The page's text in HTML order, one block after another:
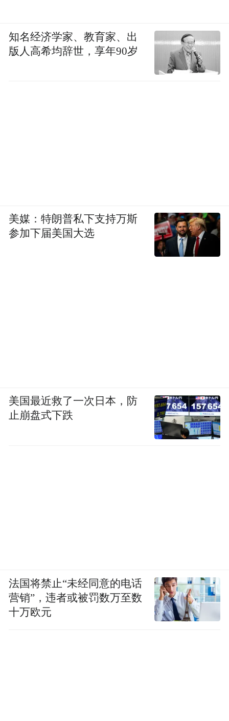
知名经济学家、教育家、出
版人高希均辞世，享年90岁
美媒：特朗普私下支持万斯
参加下届美国大选
美国最近救了一次日本，防
止崩盘式下跌
法国将禁止“未经同意的电话
营销”，违者或被罚数万至数
十万欧元